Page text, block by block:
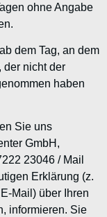
ohne Angabe
dem Tag, an dem
der nicht der
haben
Sie uns
GmbH,
23046 / Mail
Erklärung (z.
Mail) über Ihren
informieren. Sie